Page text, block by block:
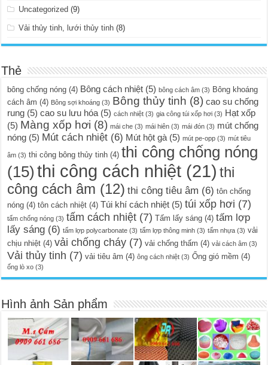
Uncategorized (9)
Vải thủy tinh, lưới thủy tinh (8)
Thẻ
bông chống nóng (4) Bông cách nhiệt (5) bông cách âm (3) Bông khoáng
cách âm (4) Bông sợi khoáng (3) Bông thủy tinh (8) cao su chống
rung (5) cao su lưu hóa (5) cách nhiệt (3) gia công túi xốp hơi (3) Hạt xốp
(5) Màng xốp hơi (8) mái che (3) mái hiên (3) mái đón (3) mút chống
nóng (5) Mút cách nhiệt (6) Mút hột gà (5) mút pe-opp (3) mút tiêu
âm (3) thi công bông thủy tinh (4) thi công chống nóng
(15) thi công cách nhiệt (21) thi
công cách âm (12) thi công tiêu âm (6) tôn chống
nóng (4) tôn cách nhiệt (4) Túi khí cách nhiệt (5) túi xốp hơi (7)
tấm chống nóng (3) tấm cách nhiệt (7) Tấm lấy sáng (4) tấm lợp
lấy sáng (6) tấm lợp polycarbonate (3) tấm lợp thông minh (3) tấm nhựa (3) vải
chịu nhiệt (4) vải chống cháy (7) vải chống thấm (4) vải cách âm (3)
Vải thủy tinh (7) vải tiêu âm (4) ông cách nhiệt (3) Ống gió mềm (4)
ống lò xo (3)
Hình ảnh Sản phẩm